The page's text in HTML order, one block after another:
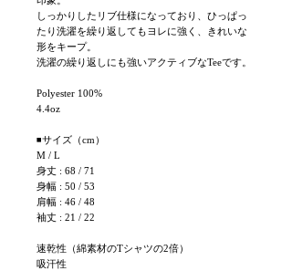
しっかりしたリブ仕様になっており、ひっぱっ
たり洗濯を繰り返してもヨレに強く、きれいな
形をキープ。
洗濯の繰り返しにも強いアクティブなTeeです。
Polyester 100%
4.4oz
◾サイズ（cm）
M / L
身丈 : 68 / 71
身幅 : 50 / 53
肩幅 : 46 / 48
袖丈 : 21 / 22
速乾性（綿素材のTシャツの2倍）
吸汗性